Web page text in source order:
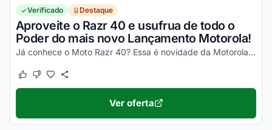
Verificado Destaque
Aproveite o Razr 40 e usufrua de todo o
Poder do mais novo Lançamento Motorola!
Já conhece o Moto Razr 40? Essa é novidade da Motorola, um celular impecável, com um desempenho incrível e que ainda dobra! Não perca a chance de garantir o seu e aproveite os desc...
Este cupom funcionou
Este cupom não funcionou
Ver oferta